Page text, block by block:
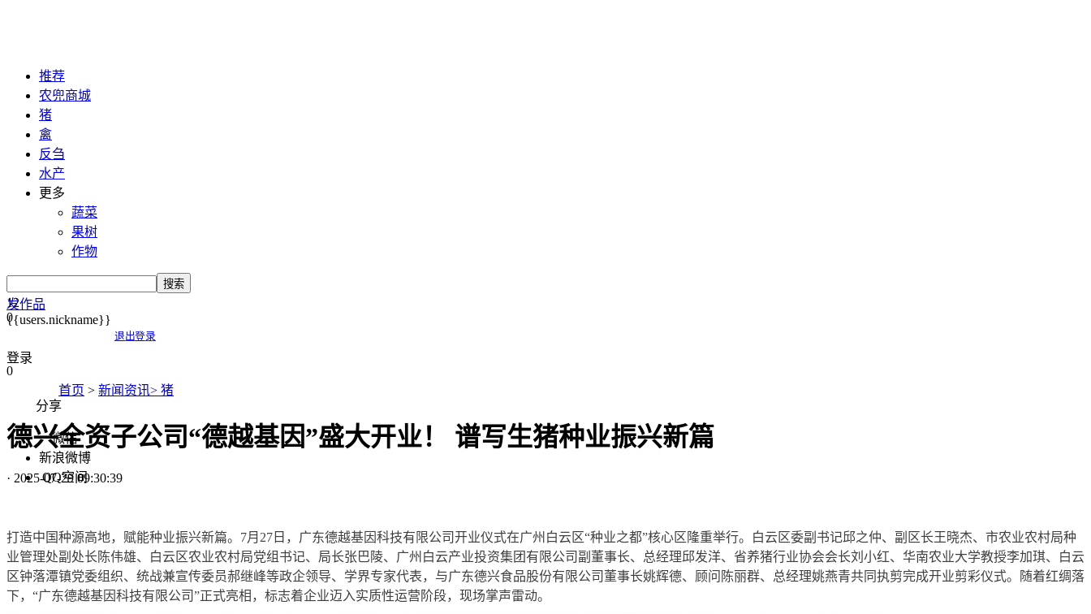
推荐
农兜商城
猪
禽
反刍
水产
更多
蔬菜
果树
作物
搜索
发作品
{{users.nickname}}
退出登录
登录
首页 > 新闻资讯> 猪
12
0
0
分享
微信
新浪微博
QQ空间
德兴全资子公司“德越基因”盛大开业！ 谱写生猪种业振兴新篇
· 2025-07-29 09:30:39
打造中国种源高地，赋能种业振兴新篇。7月27日，广东德越基因科技有限公司开业仪式在广州白云区“种业之都”核心区隆重举行。白云区委副书记邱之仲、副区长王晓杰、市农业农村局种
业管理处副处长陈伟雄、白云区农业农村局党组书记、局长张巴陵、广州白云产业投资集团有限公司副董事长、总经理邱发洋、省养猪行业协会会长刘小红、华南农业大学教授李加琪、白云
区钟落潭镇党委组织、统战兼宣传委员郝继峰等政企领导、学界专家代表，与广东德兴食品股份有限公司董事长姚辉德、顾问陈丽群、总经理姚燕青共同执剪完成开业剪彩仪式。随着红绸落
下，“广东德越基因科技有限公司”正式亮相，标志着企业迈入实质性运营阶段，现场掌声雷动。